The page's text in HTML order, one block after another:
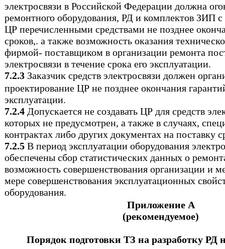
электросвязи в Российской Федерации должна
ремонтного оборудования, РД и комплектов ЗИП
ЦР перечисленными средствами не позднее
сроков,. а также возможность оказания
фирмой- поставщиком в организации ремонта
электросвязи в течение срока его эксплуатации.
7.2.3 Заказчик средств электросвязи должен
проектирование ЦР не позднее окончания
эксплуатации.
7.2.4 Допускается не создавать ЦР для средств
которых не предусмотрен, а также в случаях,
контрактах либо других документах на поставку
7.2.5 В период эксплуатации оборудования
обеспечены сбор статистических данных о
возможность совершенствования организации и
мере совершенствования эксплуатационных
оборудования.
Приложение А
(рекомендуемое)
Порядок подготовки ТЗ на разработку РД